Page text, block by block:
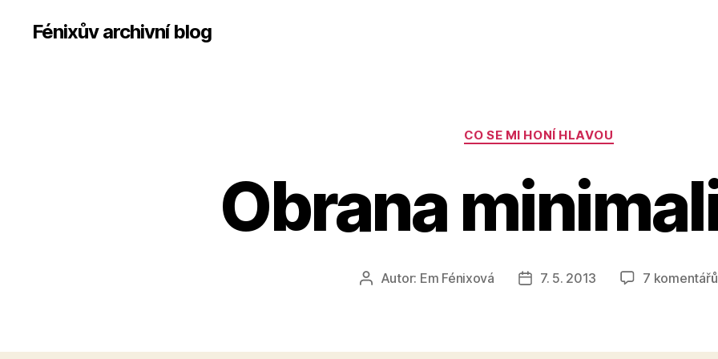
Fénixův archivní blog
Rubriky
CO SE MI HONÍ HLAVOU
Obrana
AutorAutor: Em Fénixová
Datum
7. 5. 2013 7 komentářůu